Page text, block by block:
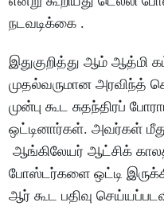
நடவடிக்கை .
இதுகுறித்து ஆம் ஆத்மி
முதல்வருமான அரவிந்த்
முன்பு கூட சுதந்திரப்
ஒட்டினார்கள். அவர்கள்
ஆங்கிலேயர் ஆட்சிக்
போஸ்டர்களை ஒட்டி
ஆர் கூட பதிவு